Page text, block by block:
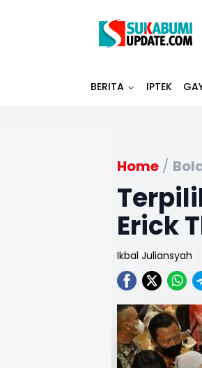
BERITA IPTEK
Home /
Erick
Ikbal Juliansyah